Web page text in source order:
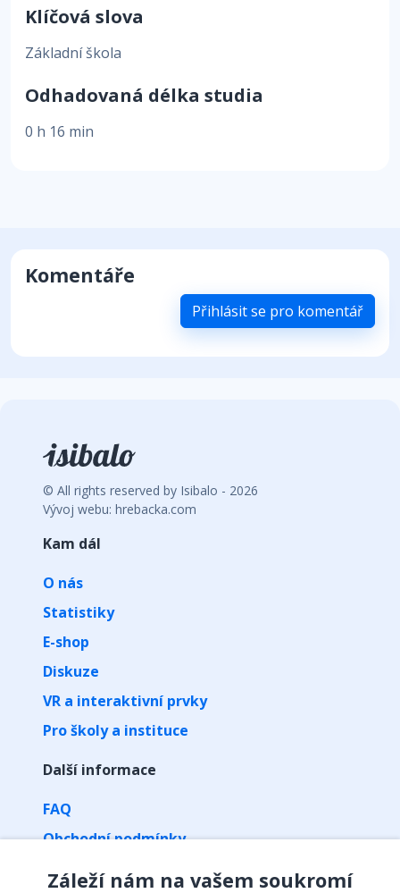
Klíčová slova
Základní škola
Odhadovaná délka studia
0 h 16 min
Komentáře
Přihlásit se pro komentář
© All rights reserved by Isibalo - 2026
Vývoj webu: hrebacka.com
Kam dál
O nás
Statistiky
E-shop
Diskuze
VR a interaktivní prvky
Pro školy a instituce
Další informace
FAQ
Obchodní podmínky
Zpracování osobních údajů
Záleží nám na vašem soukromí